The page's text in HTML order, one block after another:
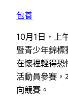
包養
10月1日，上
暨青少年錦
在懷裡輕得恐
活動員參賽，
向競賽。